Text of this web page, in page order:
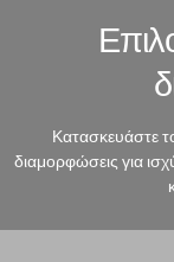
Κατασκευάστε
διαμορφώσεις για